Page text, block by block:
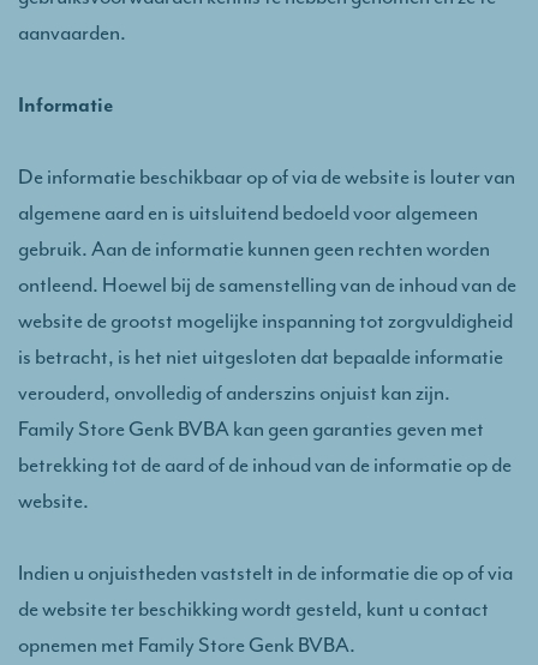
aanvaarden.
Informatie
De informatie beschikbaar op of via de website is louter van
algemene aard en is uitsluitend bedoeld voor algemeen
gebruik. Aan de informatie kunnen geen rechten worden
ontleend. Hoewel bij de samenstelling van de inhoud van de
website de grootst mogelijke inspanning tot zorgvuldigheid
is betracht, is het niet uitgesloten dat bepaalde informatie
verouderd, onvolledig of anderszins onjuist kan zijn.
Family Store Genk BVBA kan geen garanties geven met
betrekking tot de aard of de inhoud van de informatie op de
website.
Indien u onjuistheden vaststelt in de informatie die op of via
de website ter beschikking wordt gesteld, kunt u contact
opnemen met Family Store Genk BVBA.